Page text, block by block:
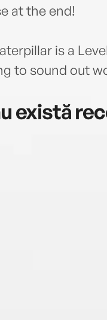
at the end!
is a
to sound out
există